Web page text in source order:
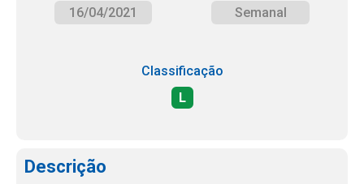
16/04/2021
Semanal
Classificação
L
Descrição